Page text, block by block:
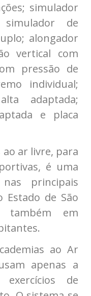
simulador
de
alongador
vertical com
pressão de
individual;
adaptada;
e placa
ao ar livre, para
é uma
principais
Estado de São
também em
ao Ar
apenas a
de